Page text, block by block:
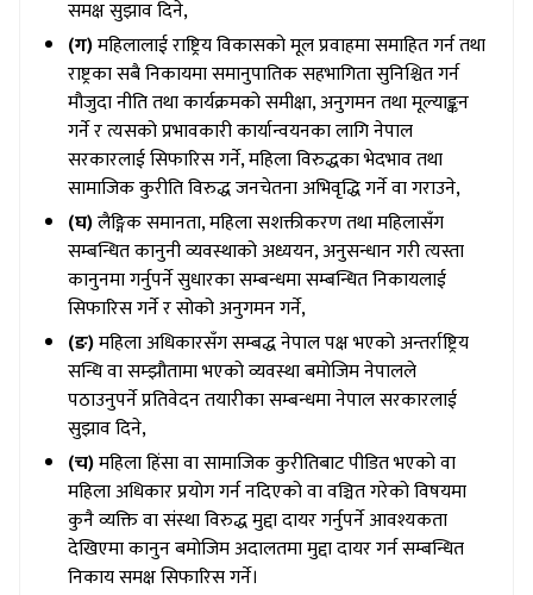
समक्ष सुझाव दिने,
(ग)महिलालाई राष्ट्रिय विकासको मूल प्रवाहमा समाहित गर्न तथा
राष्ट्रका सबै निकायमा समानुपातिक सहभागिता सुनिश्चित गर्न
मौजुदा नीति तथा कार्यक्रमको समीक्षा, अनुगमन तथा मूल्याङ्कन
गर्ने र त्यसको प्रभावकारी कार्यान्वयनका लागि नेपाल
सरकारलाई सिफारिस गर्ने, महिला विरुद्धका भेदभाव तथा
सामाजिक कुरीति विरुद्ध जनचेतना अभिवृद्धि गर्ने वा गराउने,
(घ)लैङ्गिक समानता, महिला सशक्तीकरण तथा महिलासँग
सम्बन्धित कानुनी व्यवस्थाको अध्ययन, अनुसन्धान गरी त्यस्ता
कानुनमा गर्नुपर्ने सुधारका सम्बन्धमा सम्बन्धित निकायलाई
सिफारिस गर्ने र सोको अनुगमन गर्ने,
(ङ)महिला अधिकारसँग सम्बद्ध नेपाल पक्ष भएको अन्तर्राष्ट्रिय
सन्धि वा सम्झौतामा भएको व्यवस्था बमोजिम नेपालले
पठाउनुपर्ने प्रतिवेदन तयारीका सम्बन्धमा नेपाल सरकारलाई
सुझाव दिने,
(च)महिला हिंसा वा सामाजिक कुरीतिबाट पीडित भएको वा
महिला अधिकार प्रयोग गर्न नदिएको वा वञ्चित गरेको विषयमा
कुनै व्यक्ति वा संस्था विरुद्ध मुद्दा दायर गर्नुपर्ने आवश्यकता
देखिएमा कानुन बमोजिम अदालतमा मुद्दा दायर गर्न सम्बन्धित
निकाय समक्ष सिफारिस गर्ने।